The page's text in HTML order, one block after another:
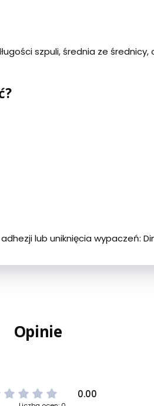
szpuli, średnia ze
lub uniknięcia wypaczeń:
Opinie
0.00